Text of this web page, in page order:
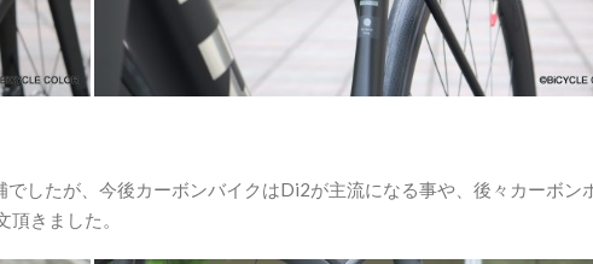
したが、今後カーボンバイクはDi2が主流になる事や、後々カーボン
きました。